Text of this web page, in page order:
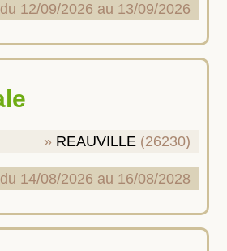
du 12/09/2026 au 13/09/2026
REAUVILLE (26230)
du 14/08/2026 au 16/08/2028